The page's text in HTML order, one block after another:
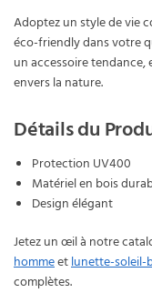
Adoptez un style de vie
éco-friendly dans votre
un accessoire
envers la nature.
Détails du
Protection UV400
Matériel en bois
Design élégant
Jetez un œil à notre
hommeetlunette-soleil-
complètes.